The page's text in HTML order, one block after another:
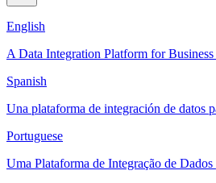
English
A Data Integration Platform for Business
Spanish
Una plataforma de integración de datos
Portuguese
Uma Plataforma de Integração de